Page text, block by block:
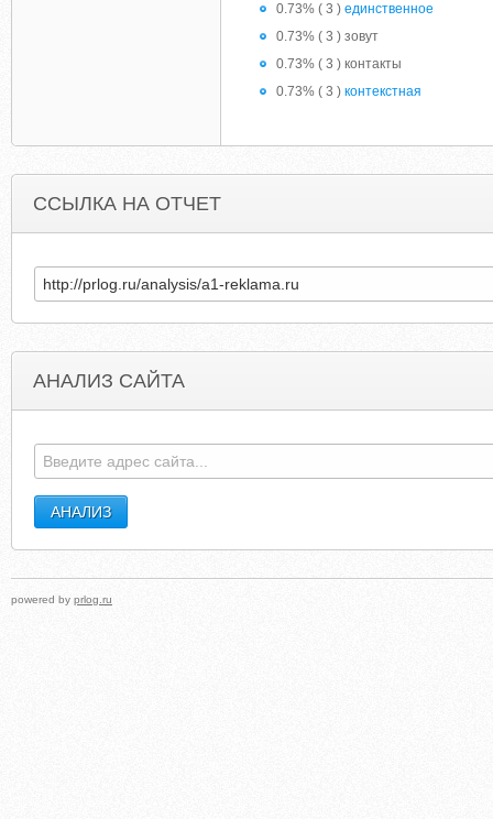
0.73% ( 3 ) единственное
0.73% ( 3 ) зовут
0.73% ( 3 ) контакты
0.73% ( 3 ) контекстная
ССЫЛКА НА ОТЧЕТ
АНАЛИЗ САЙТА
powered by prlog.ru